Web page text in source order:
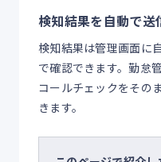
検知結果を自動で送
検知結果は管理画面に
で確認できます。勤怠
コールチェックをその
きます。